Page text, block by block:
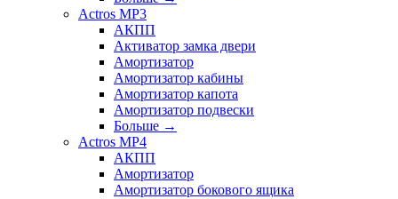
Actros MP3
АКПП
Активатор замка двери
Амортизатор
Амортизатор кабины
Амортизатор капота
Амортизатор подвески
Больше →
Actros MP4
АКПП
Амортизатор
Амортизатор бокового ящика